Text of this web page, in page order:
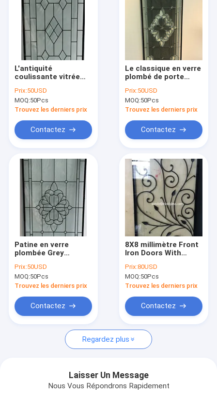
Produits
Au sujet de nous
Visite d'usine
Contrôle de qualité
Demandez une citation
Verre de porte d'entrée
Insertion en verre de porte
Insertions de porte de fer travaillé
L'antiquité
coulissante vitrée
patio a souillé la
finition en verre de
Chrome de panneau
Prix:50USD
MOQ:50Pcs
Trouvez les derniers prix
Contactez
Le classique en verre
plombé de porte
des panneaux de
25.4MM pour la
finition en laiton de
Prix:50USD
MOQ:50Pcs
Trouvez les derniers prix
Contactez
Patine en verre
plombée Grey
de porte décorative
creuse 2000MM
Prix:50USD
MOQ:50Pcs
Trouvez les derniers prix
Contactez
8X8 millimètre Front
Iron Doors With
résistance à
l'érosion de fer
travaillé 1.8m
Prix:80USD
MOQ:50Pcs
Trouvez les derniers prix
Contactez
Regardez plus
Laisser Un Message
Nous Vous Répondrons Rapidement